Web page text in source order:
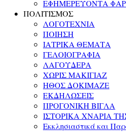
ΕΦΗΜΕΡΕΥΟΝΤΑ
ΠΟΛΙΤΙΣΜΟΣ
ΛΟΓΟΤΕΧΝΙΑ
ΠΟΙΗΣΗ
ΙΑΤΡΙΚΑ ΘΕΜΑΤΑ
ΓΕΛΟΙΟΓΡΑΦΙΑ
ΛΑΓΟΥΔΕΡΑ
ΧΩΡΙΣ ΜΑΚΙΓΙΑΖ
ΗΘΟΣ ΔΟΚΙΜΑΖΕ
ΕΚΔΗΛΩΣΕΙΣ
ΠΡΟΓΟΝΙΚΗ ΒΙΓΛΑ
ΙΣΤΟΡΙΚΑ ΧΝΑΡΙΑ
Εκκλησιαστικά και